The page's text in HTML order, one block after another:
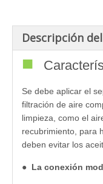
Descripción
■
Se debe aplicar el
filtración de aire
limpieza, como el
recubrimiento, para
deben evitar los
● La conexión